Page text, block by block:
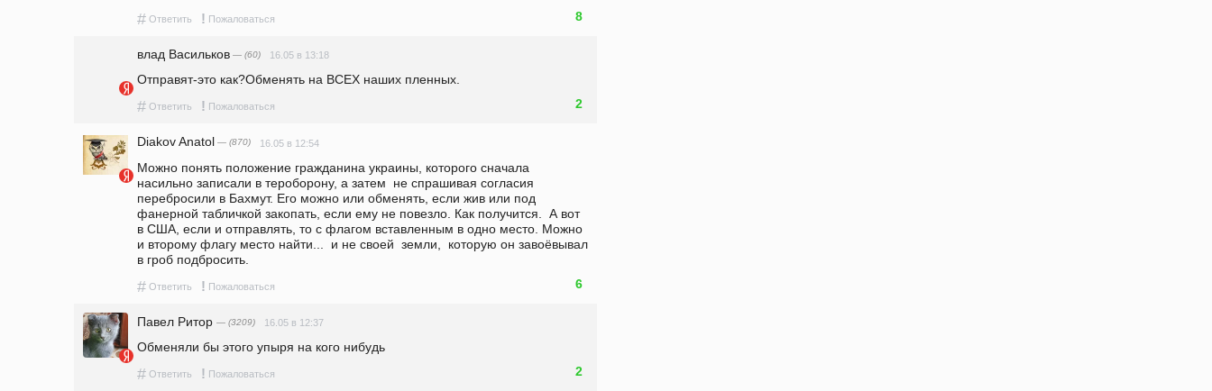
# Ответить ! Пожаловаться 8
влад Васильков — (60) 16.05 в 13:18
Отправят-это как?Обменять на ВСЕХ наших пленных.
# Ответить ! Пожаловаться 2
Diakov Anatol — (870) 16.05 в 12:54
Можно понять положение гражданина украины, которого сначала
насильно записали в тероборону, а затем  не спрашивая согласия
перебросили в Бахмут. Его можно или обменять, если жив или под
фанерной табличкой закопать, если ему не повезло. Как получится.  А вот
в США, если и отправлять, то с флагом вставленным в одно место. Можно
и второму флагу место найти...  и не своей  земли,  которую он завоёвывал
в гроб подбросить.
# Ответить ! Пожаловаться 6
Павел Ритор — (3209) 16.05 в 12:37
Обменяли бы этого упыря на кого нибудь
# Ответить ! Пожаловаться 2